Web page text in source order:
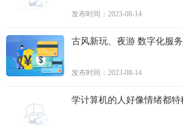
发布时间：2023-08-14
古风新玩、夜游 数字化服
发布时间：2023-08-14
学计算机的人好像情绪都特